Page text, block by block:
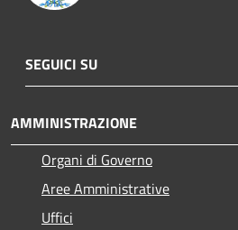
SEGUICI SU
AMMINISTRAZIONE
Organi di Governo
Aree Amministrative
Uffici